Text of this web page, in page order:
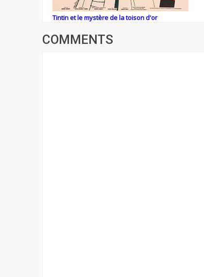
Tintin et le mystère de la toison d'or
COMMENTS